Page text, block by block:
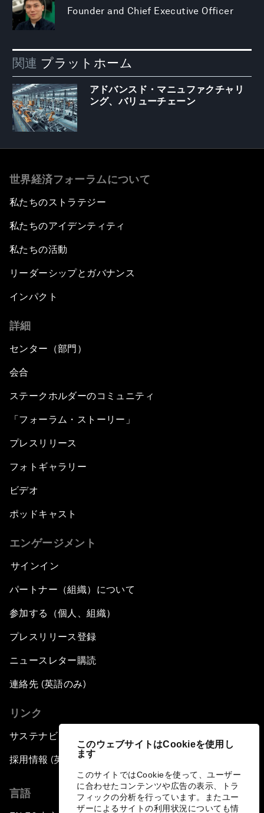
このウェブサイトはCookieを使用し
ます
このサイトではCookieを使って、ユーザー
に合わせたコンテンツや広告の表示、トラ
フィックの分析を行っています。またユー
ザーによるサイトの利用状況についても情
Founder and Chief Executive Officer
関連 プラットホーム
アドバンスド・マニュファクチャリ
ング、バリューチェーン
世界経済フォーラムについて
私たちのストラテジー
私たちのアイデンティティ
私たちの活動
リーダーシップとガバナンス
インパクト
詳細
センター（部門）
会合
ステークホルダーのコミュニティ
「フォーラム・ストーリー」
プレスリリース
フォトギャラリー
ビデオ
ポッドキャスト
エンゲージメント
サインイン
パートナー（組織）について
参加する（個人、組織）
プレスリリース登録
ニュースレター購読
連絡先 (英語のみ)
リンク
サステナビリティへの取り組み
採用情報 (英語のみ)
言語